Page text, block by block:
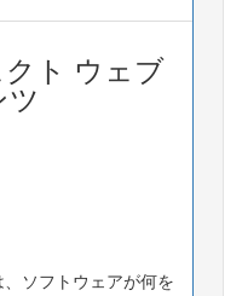
ト ウェブ
ツ
ソフトウェアが何を